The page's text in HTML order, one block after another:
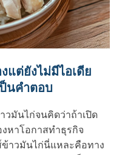
แต่ยังไม่มีไอเดีย
นคำตอบ
มันไก่จนคิดว่าถ้าเปิด
หาโอกาสทำธุรกิจ
ข้าวมันไก่นี่แหละคือทาง